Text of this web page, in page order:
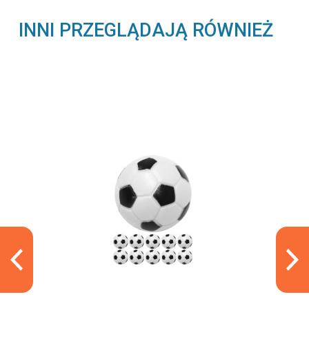
INNI PRZEGLĄDAJĄ RÓWNIEŻ